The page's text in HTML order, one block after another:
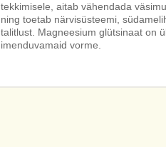
tekkimisele, aitab vähendada
ning toetab närvisüsteemi,
talitlust. Magneesium glütsinaat on
imenduvamaid vorme.